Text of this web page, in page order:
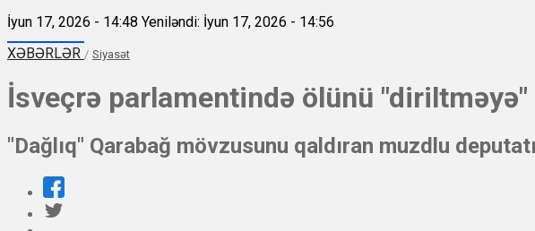
İyun 17, 2026 - 14:48 Yeniləndi: İyun 17, 2026 - 14:56
XƏBƏRLƏR / Siyasət
İsveçrə parlamentində ölünü
"Dağlıq" Qarabağ mövzusunu qaldıran muzdlu